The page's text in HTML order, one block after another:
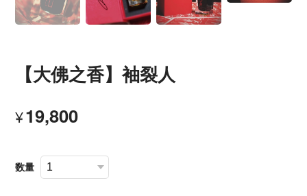
【大佛之香】袖裂人
¥19,800
数量